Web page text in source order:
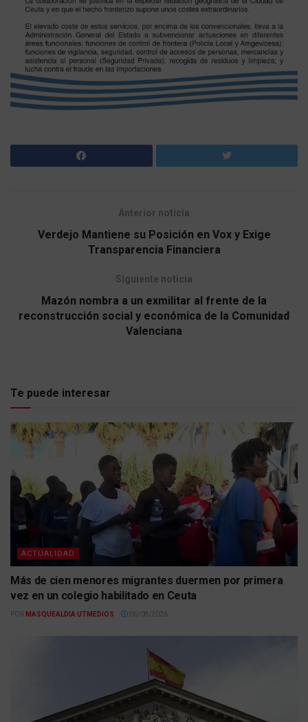
Anterior noticia
Verdejo Mantiene su Posición en Vox y Exige
Transparencia Financiera
Siguiente noticia
Mazón nombra a un exmilitar al frente de la
reconstrucción social y económica de la Comunidad
Valenciana
Te puede interesar
ACTUALIDAD
Más de cien menores migrantes duermen por primera
vez en un colegio habilitado en Ceuta
POR MASQUEALDIA UTMEDIOS 06/08/2026